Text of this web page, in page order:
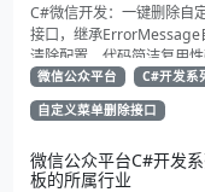
C#微信开发：一键删除
接口，继承ErrorMessage
清除配置。代码简洁复用
取状态。适合动态管理公
微信公众平台 C#开发系
自定义菜单删除接口
微信公众平台C#开发
板的所属行业